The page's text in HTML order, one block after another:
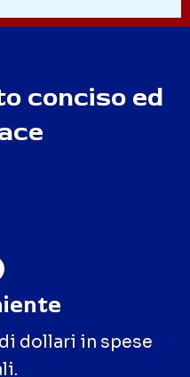
conciso ed
dollari in spese